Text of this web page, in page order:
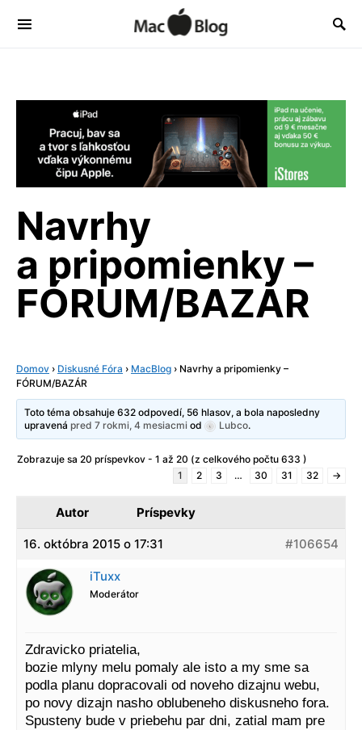
Navrhy
a pripomienky –
FÓRUM/BAZÁR
Domov › Diskusné Fóra › MacBlog › Navrhy a pripomienky –
FÓRUM/BAZÁR
Toto téma obsahuje 632 odpovedí, 56 hlasov, a bola naposledny
upravenápred 7 rokmi, 4 mesiacmi od Lubco.
Zobrazuje sa 20 príspevkov - 1 až 20 (z celkového počtu 633 )
1
2 3 … 30 31 32 →
Autor Príspevky
16. októbra 2015 o 17:31 #106654
iTuxx
Moderátor
Zdravicko priatelia,
bozie mlyny melu pomaly ale isto a my sme sa
podla planu dopracovali od noveho dizajnu webu,
po novy dizajn nasho oblubeneho diskusneho fora.
Spusteny bude v priebehu par dni, zatial mam pre